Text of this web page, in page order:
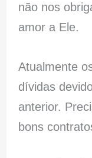
não nos
amor a Ele.
Atualmente
dívidas
anterior.
bons